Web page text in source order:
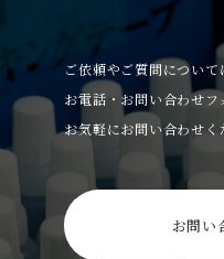
ご依頼やご質問について
お電話・お問い合わせフ
お気軽にお問い合わせく
お問い